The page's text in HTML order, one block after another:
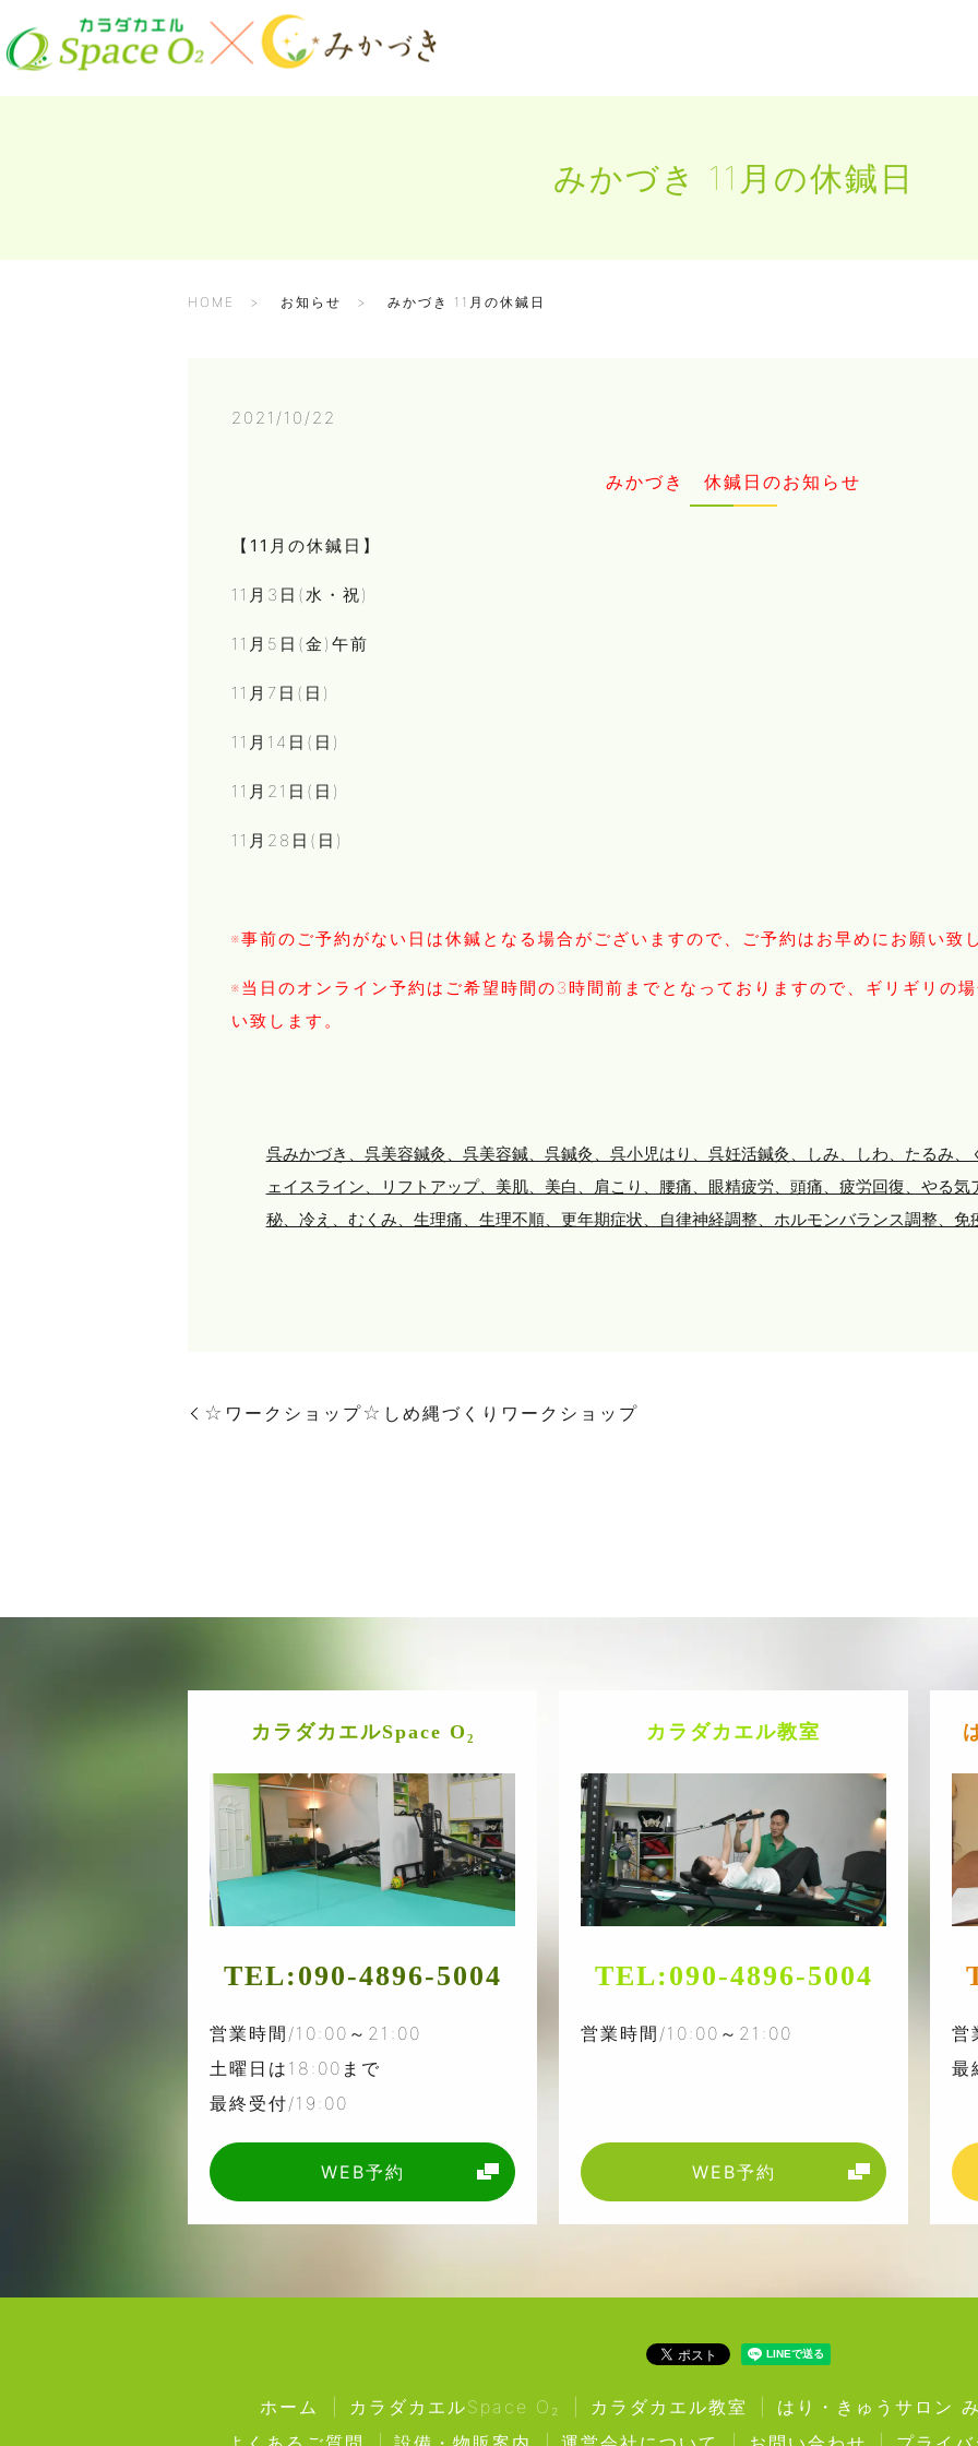
みかづき 11月の休鍼日
HOME お知らせ みかづき 11月の休鍼日
2021/10/22
みかづき 休鍼日のお知らせ
【11月の休鍼日】
11月3日(水・祝)
11月5日(金)午前
11月7日(日)
11月14日(日)
11月21日(日)
11月28日(日)
※事前のご予約がない日は休鍼となる場合がございますので、ご予約はお早めにお願い致
※当日のオンライン予約はご希望時間の3時間前までとなっておりますので、ギリギリの
い致します。
呉みかづき、呉美容鍼灸、呉美容鍼、呉鍼灸、呉小児はり、呉妊活鍼灸、しみ、しわ、たるみ
ェイスライン、リフトアップ、美肌、美白、肩こり、腰痛、眼精疲労、頭痛、疲労回復、やる
秘、冷え、むくみ、生理痛、生理不順、更年期症状、自律神経調整、ホルモンバランス調整、
☆ワークショップ☆しめ縄づくりワークショップ
カラダカエルSpace O₂
TEL:090-4896-5004
営業時間/10:00～21:00
土曜日は18:00まで
最終受付/19:00
WEB予約
カラダカエル教室
TEL:090-4896-5004
営業時間/10:00～21:00
WEB予約
営
ホーム カラダカエルSpace O₂ カラダカエル教室
はり・きゅうサロン